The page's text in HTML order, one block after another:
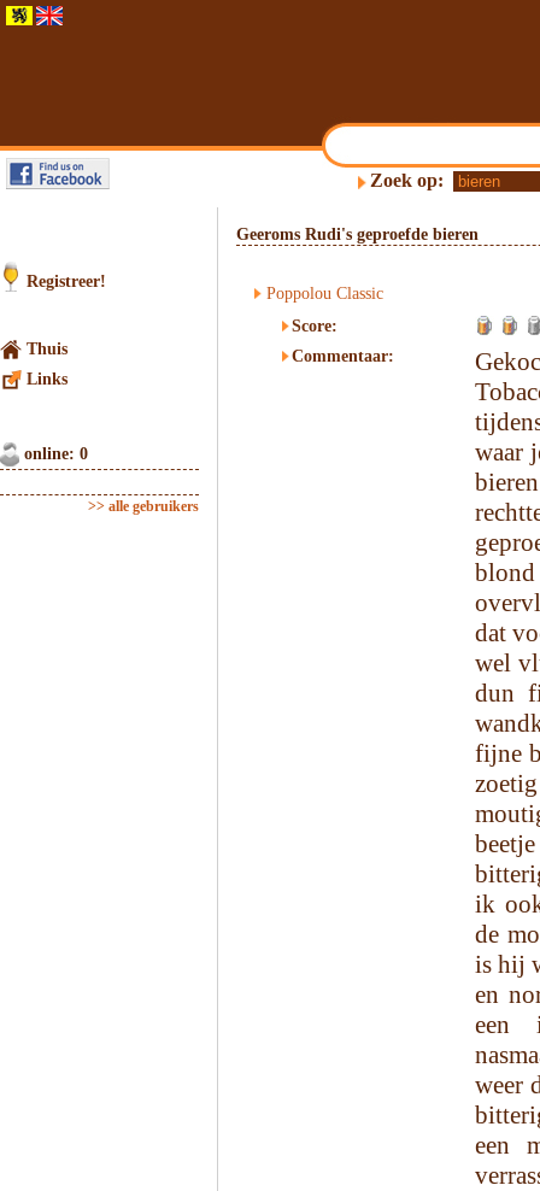
Zoek op:
Registreer!
Thuis
Links
online: 0
>> alle gebruikers
Geeroms Rudi's geproefde bieren
Poppolou Classic
Score:
Commentaar:
waar
blond
dat
wel
dun
fijne
ik
de
is hij
en
een
weer
een